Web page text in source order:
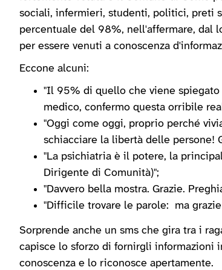
sociali, infermieri, studenti, politici, preti
percentuale del 98%, nell'affermare, dal
per essere venuti a conoscenza
Eccone alcuni:
"Il 95% di quello che viene spiegato
medico, confermo questa orribile
"Oggi come oggi, proprio perché
schiacciare la libertà delle persone!
"La psichiatria è il potere, la
Dirigente di Comunità)";
"Davvero bella mostra. Grazie.
"Difficile trovare le parole: ma
Sorprende anche un sms che gira tra i
capisce lo sforzo di fornirgli informazioni
conoscenza e lo riconosce apertamente.